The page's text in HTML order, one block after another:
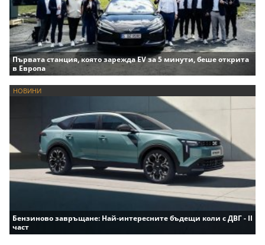
Първата станция, която зарежда EV за 5 минути, беше открита
в Европа
НОВИНИ
Бензиново завръщане: Най-интересните бъдещи коли с ДВГ - II
част